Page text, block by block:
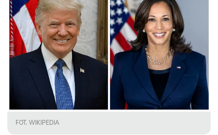
FOT. WIKIPEDIA